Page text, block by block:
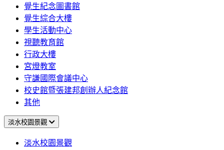
覺生紀念圖書館
覺生綜合大樓
學生活動中心
視聽教育館
行政大樓
宮燈教室
守謙國際會議中心
校史館暨張建邦創辦人紀念館
其他
淡水校園景觀
淡水校園景觀